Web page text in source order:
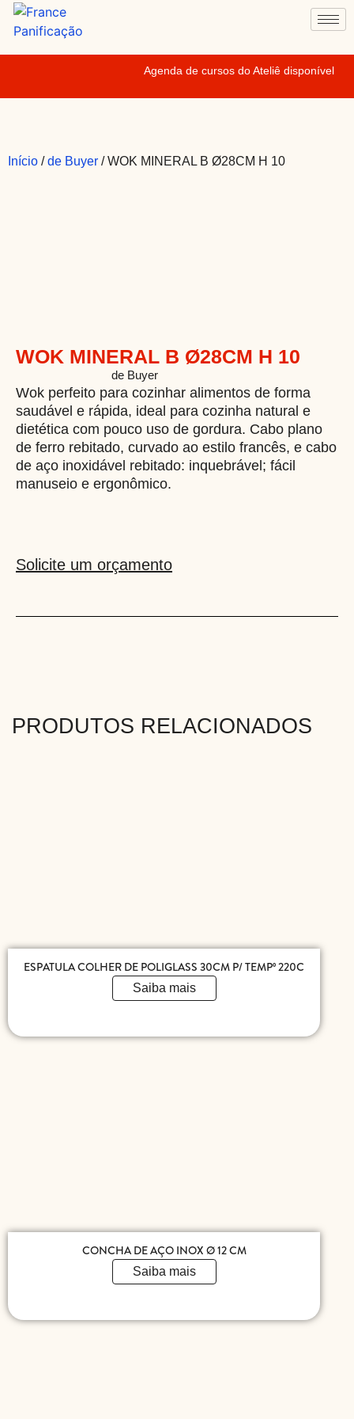
Agenda de cursos do Ateliê disponível
Início /de Buyer / WOK MINERAL B Ø28CM H 10
WOK MINERAL B Ø28CM H 10
de Buyer
Wok perfeito para cozinhar alimentos de forma
saudável e rápida, ideal para cozinha natural e
dietética com pouco uso de gordura. Cabo plano
de ferro rebitado, curvado ao estilo francês, e cabo
de aço inoxidável rebitado: inquebrável; fácil
manuseio e ergonômico.
Solicite um orçamento
PRODUTOS RELACIONADOS
ESPATULA COLHER DE POLIGLASS 30CM P/ TEMPº 220C
Saiba mais
CONCHA DE AÇO INOX Ø 12 CM
Saiba mais